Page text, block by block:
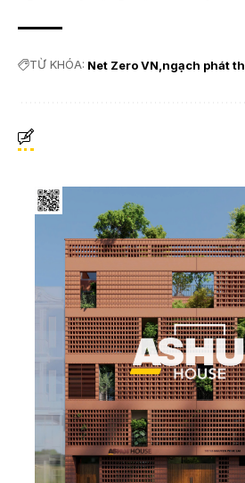
TỪ KHÓA: Net Zero VN ngạch phát